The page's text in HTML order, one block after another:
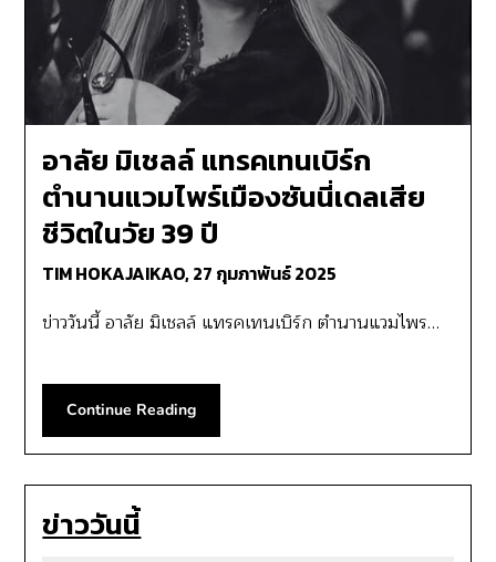
อาลัย มิเชลล์ แทรคเทนเบิร์ก
ตำนานแวมไพร์เมืองซันนี่เดลเสีย
ชีวิตในวัย 39 ปี
TIM HOKAJAIKAO,27 กุมภาพันธ์ 2025
ข่าววันนี้ อาลัย มิเชลล์ แทรคเทนเบิร์ก ตำนานแวมไพร…
Continue Reading
ข่าววันนี้